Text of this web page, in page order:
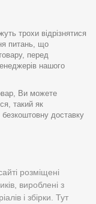
трохи відрізнятися
питань, що
перед
нашого
Ви можете
такий як
доставку
розміщені
вироблені з
і збірки. Тут